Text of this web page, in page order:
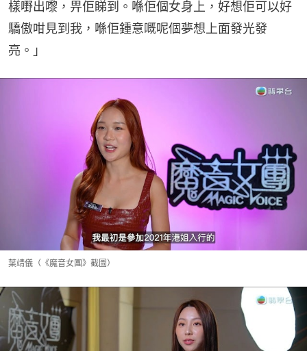
樣嘢出嚟，畀佢睇到。喺佢個女身上，好想佢可以好
驕傲咁見到我，喺佢鍾意嘅呢個夢想上面發光發
亮。」
葉靖儀（《魔音女團》截圖）